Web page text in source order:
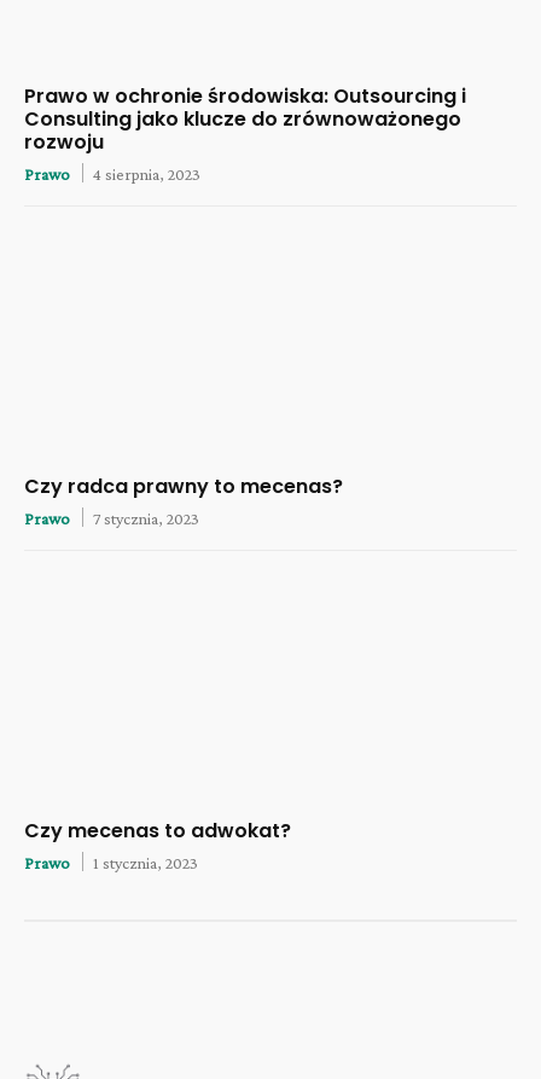
Prawo w ochronie środowiska: Outsourcing i
Consulting jako klucze do zrównoważonego
rozwoju
Prawo 4 sierpnia, 2023
Czy radca prawny to mecenas?
Prawo 7 stycznia, 2023
Czy mecenas to adwokat?
Prawo 1 stycznia, 2023